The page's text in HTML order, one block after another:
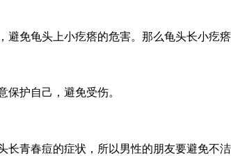
免龟头上小疙瘩的危害。那么龟头长小疙
护自己，避免受伤。
青春痘的症状，所以男性的朋友要避免不洁